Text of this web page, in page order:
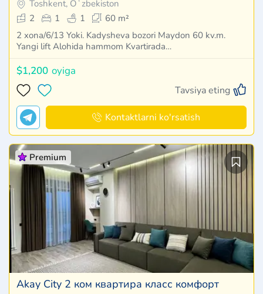
Toshkent, Oʻzbekiston
2
1 1
60 m²
2 xona/6/13 Yoki. Kadysheva bozori Maydon 60 kv.m.
Yangi lift Alohida hammom Kvartirada…
$1,200 oyiga
Tavsiya eting
Kontaktlarni ko'rsatish
Premium
Akay City 2 ком квартира класс комфорт